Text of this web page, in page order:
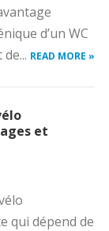
d’un WC
READ MORE »
et
qui dépend de